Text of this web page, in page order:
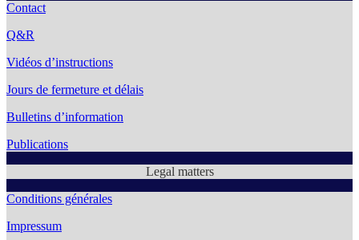
Contact
Q&R
Vidéos d’instructions
Jours de fermeture et délais
Bulletins d’information
Publications
Legal matters
Conditions générales
Impressum